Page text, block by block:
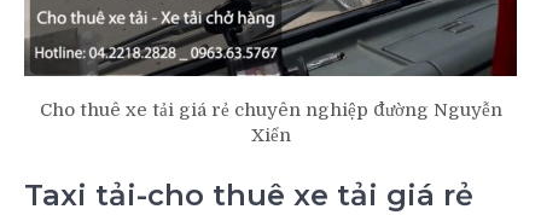
Cho thuê xe tải giá rẻ chuyên nghiệp đường Nguyễn
Xiển
Taxi tải-cho thuê xe tải giá rẻ